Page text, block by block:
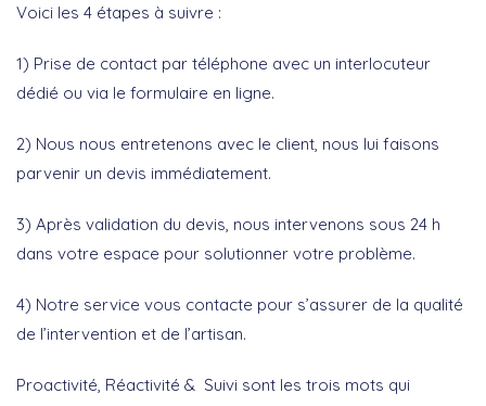
Voici les 4 étapes à suivre :
1) Prise de contact par téléphone avec un interlocuteur
dédié ou via le formulaire en ligne.
2) Nous nous entretenons avec le client, nous lui faisons
parvenir un devis immédiatement.
3) Après validation du devis, nous intervenons sous 24 h
dans votre espace pour solutionner votre problème.
4) Notre service vous contacte pour s’assurer de la qualité
de l’intervention et de l’artisan.
Proactivité, Réactivité & Suivi sont les trois mots qui